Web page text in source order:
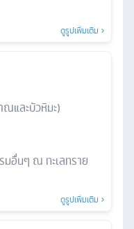
ดูรูปเพิ่มเติม
และบัวหิมะ)
อื่นๆ ณ ทะเลทราย
ดูรูปเพิ่มเติม